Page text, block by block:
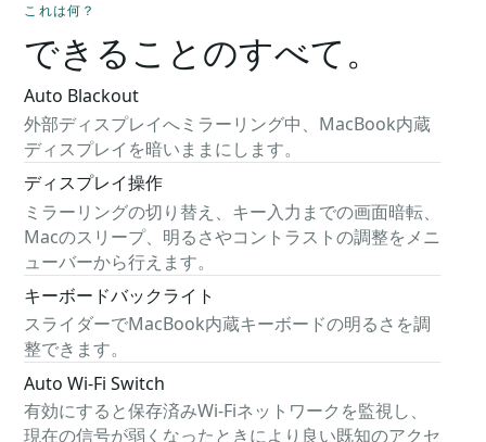
これは何？
できることのすべて。
Auto Blackout
外部ディスプレイへミラーリング中、MacBook内蔵
ディスプレイを暗いままにします。
ディスプレイ操作
ミラーリングの切り替え、キー入力までの画面暗転、
Macのスリープ、明るさやコントラストの調整をメニ
ューバーから行えます。
キーボードバックライト
スライダーでMacBook内蔵キーボードの明るさを調
整できます。
Auto Wi-Fi Switch
有効にすると保存済みWi-Fiネットワークを監視し、
現在の信号が弱くなったときにより良い既知のアクセ